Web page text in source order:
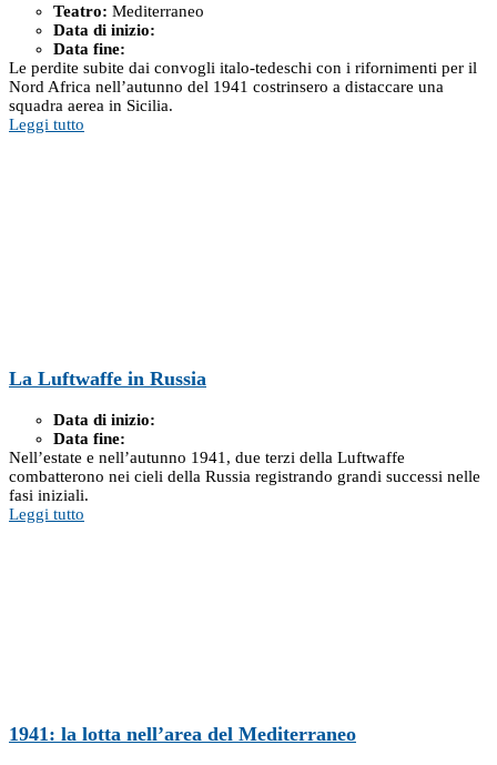
Teatro: Mediterraneo
Data di inizio:
Data fine:
Le perdite subite dai convogli italo-tedeschi con i rifornimenti per il
Nord Africa nell’autunno del 1941 costrinsero a distaccare una
squadra aerea in Sicilia.
Leggi tutto
La Luftwaffe in Russia
Data di inizio:
Data fine:
Nell’estate e nell’autunno 1941, due terzi della Luftwaffe
combatterono nei cieli della Russia registrando grandi successi nelle
fasi iniziali.
Leggi tutto
1941: la lotta nell’area del Mediterraneo